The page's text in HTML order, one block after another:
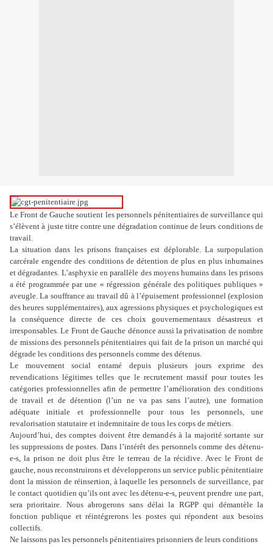
Le Front de Gauche soutient les personnels pénitentiaires de surveillance qui
s’élèvent à juste titre contre une dégradation continue de leurs conditions de
travail.
La situation dans les prisons françaises est déplorable. La surpopulation
carcérale engendre des conditions de détention de plus en plus inhumaines
et dégradantes. L’asphyxie en parallèle des moyens humains dans les prisons
a été programmée par une « régression générale des politiques publiques »
aveugle. La souffrance au travail dû à l’épuisement professionnel (explosion
des heures supplémentaires), aux agressions physiques et psychologiques est
la conséquence directe de ces choix gouvernementaux désastreux et
irresponsables. Le Front de Gauche dénonce aussi la privatisation de nombre
de missions des personnels pénitentiaires qui fait de la prison un marché qui
dégrade les conditions des personnels comme des détenus.
Le mouvement social entamé depuis plusieurs jours exprime des
revendications légitimes telles que le recrutement massif pour toutes les
catégories professionnelles afin de permettre l’amélioration des conditions
de travail et de détention (l’un ne va pas sans l’autre), une formation
adéquate initiale et professionnelle pour tous les personnels, une
revalorisation statutaire et indemnitaire de tous les corps de métiers.
Aujourd’hui, des comptes doivent être demandés à la majorité sortante sur
les suppressions de postes. Dans l’intérêt des personnels comme des détenu-
e-s, la prison ne doit plus être le terreau de la récidive. Avec le Front de
gauche, nous reconstruirons et développerons un service public pénitentiaire
dont la mission de réinsertion, à laquelle les personnels de surveillance, par
le contact quotidien qu’ils ont avec les détenu-e-s, peuvent prendre une part,
sera prioritaire. Nous abrogerons sans délai la RGPP qui démantèle la
fonction publique et réintégrerons les postes qui répondent aux besoins
collectifs.
Ne laissons pas les personnels pénitentiaires prisonniers de leurs conditions